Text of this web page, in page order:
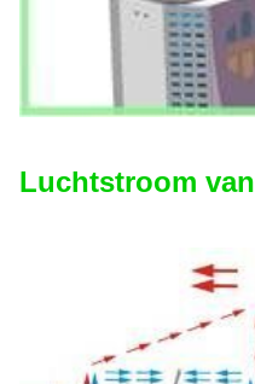
Luchtstroom